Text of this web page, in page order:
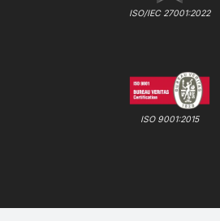
ISO/IEC 27001:2022
ISO 9001:2015